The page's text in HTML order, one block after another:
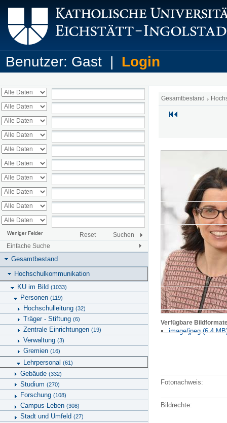
Benutzer: Gast | Login
Weniger Felder Reset
Suchen
Einfache Suche
Gesamtbestand
Hochschulkommunikation
KU im Bild (1033)
Personen (119)
Hochschulleitung (32)
Träger - Stiftung (6)
Zentrale Einrichtungen (19)
Verwaltung (3)
Gremien (16)
Lehrpersonal (61)
Gebäude (332)
Studium (270)
Forschung (108)
Campus-Leben (308)
Stadt und Umfeld (27)
Gesamtbestand
Verfügbare
image/jpeg (6.4
Fotonachweis:
Bildrechte: